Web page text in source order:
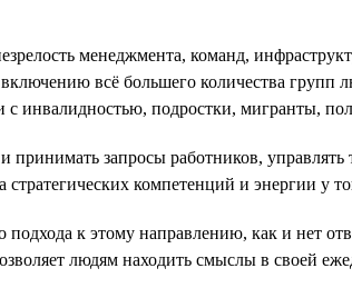
менеджмента, команд,
всё большего количества
с инвалидностью, подростки, мигранты,
принимать запросы работников,
компетенций и энергии у
к этому направлению, как и нет
людям находить смыслы в своей